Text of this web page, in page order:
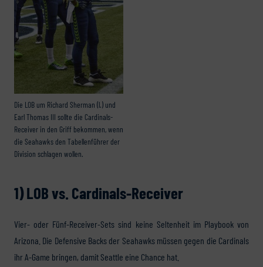
Die LOB um Richard Sherman (l.) und
Earl Thomas III sollte die Cardinals-
Receiver in den Griff bekommen, wenn
die Seahawks den Tabellenführer der
Division schlagen wollen.
1) LOB vs. Cardinals-Receiver
Vier- oder Fünf-Receiver-Sets sind keine Seltenheit im Playbook von
Arizona. Die Defensive Backs der Seahawks müssen gegen die Cardinals
ihr A-Game bringen, damit Seattle eine Chance hat.